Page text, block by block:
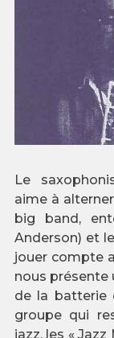
Le
aime à
big band,
Anderson) et
jouer compte
nous présente
de la batterie
groupe qui
jazz. les «